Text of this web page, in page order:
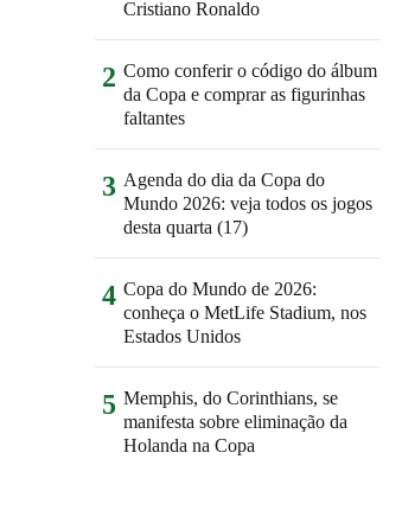
Cristiano Ronaldo
2 Como conferir o código do álbum
da Copa e comprar as figurinhas
faltantes
3 Agenda do dia da Copa do
Mundo 2026: veja todos os jogos
desta quarta (17)
4 Copa do Mundo de 2026:
conheça o MetLife Stadium, nos
Estados Unidos
5 Memphis, do Corinthians, se
manifesta sobre eliminação da
Holanda na Copa